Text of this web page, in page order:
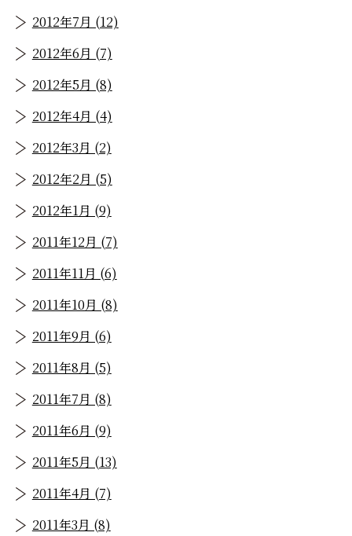
2012年7月 (12)
2012年6月 (7)
2012年5月 (8)
2012年4月 (4)
2012年3月 (2)
2012年2月 (5)
2012年1月 (9)
2011年12月 (7)
2011年11月 (6)
2011年10月 (8)
2011年9月 (6)
2011年8月 (5)
2011年7月 (8)
2011年6月 (9)
2011年5月 (13)
2011年4月 (7)
2011年3月 (8)